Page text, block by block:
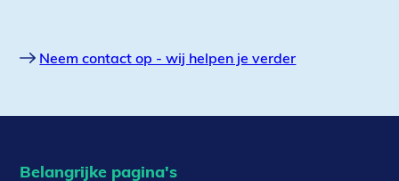
Neem contact op - wij helpen je verder
Belangrijke pagina's